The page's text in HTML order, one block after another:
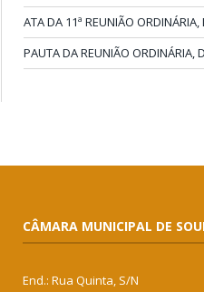
ATA DA 11ª REUNIÃO
PAUTA DA REUNIÃO ORDINÁRIA,
CÂMARA MUNICIPAL DE
End.: Rua Quinta, S/N